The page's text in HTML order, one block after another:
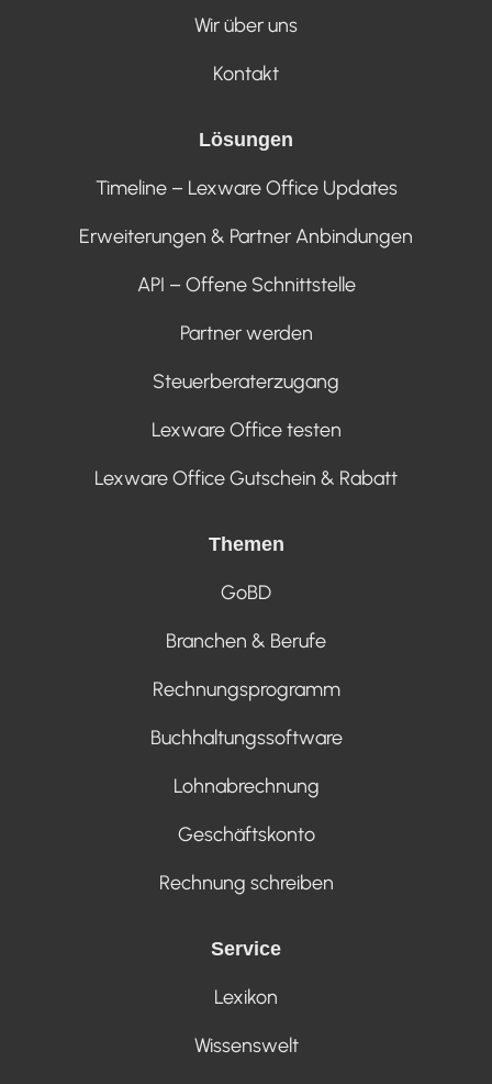
Wir über uns
Kontakt
Lösungen
Timeline – Lexware Office Updates
Erweiterungen & Partner Anbindungen
API – Offene Schnittstelle
Partner werden
Steuerberaterzugang
Lexware Office testen
Lexware Office Gutschein & Rabatt
Themen
GoBD
Branchen & Berufe
Rechnungsprogramm
Buchhaltungssoftware
Lohnabrechnung
Geschäftskonto
Rechnung schreiben
Service
Lexikon
Wissenswelt